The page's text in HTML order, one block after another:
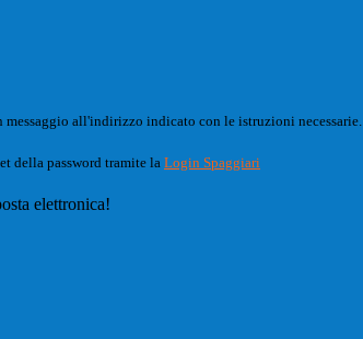
messaggio all'indirizzo indicato con le istruzioni necessarie.
della password tramite la Login Spaggiari
elettronica!